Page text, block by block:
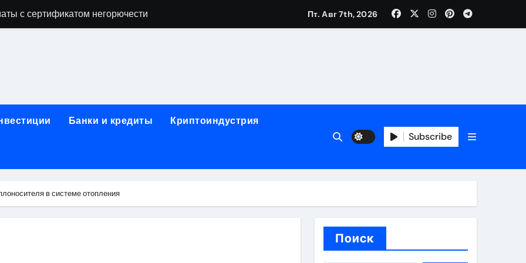
с сертификатом негорючести
и направляющих для конвейерных лент
лотков для хранения электронных компонентов
этапы строительства, проверка застройщика и сценарии оформления сделки
информация о сельскохозяйственных предприятиях
Пт. Авг 7th, 2026
Банки и кредиты Криптоиндустрия
Subscribe
в системе отопления
Поиск